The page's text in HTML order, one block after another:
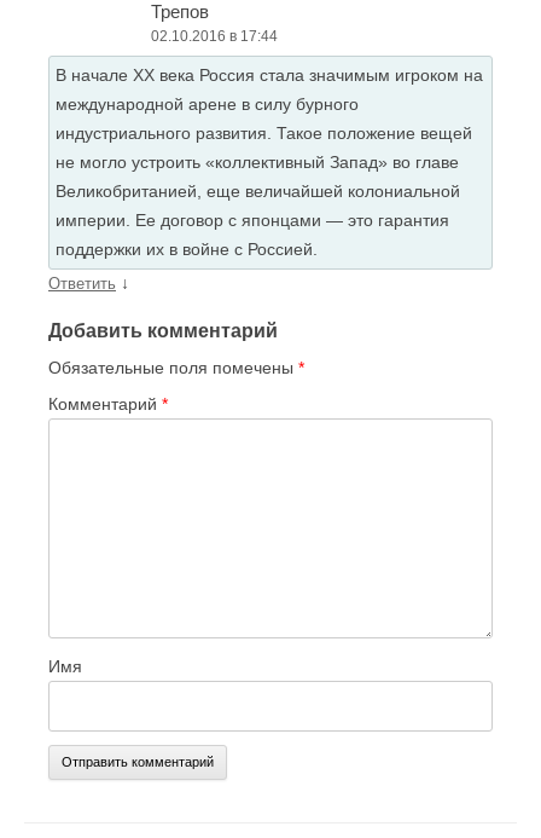
Трепов
02.10.2016 в 17:44
В начале XX века Россия стала значимым игроком на
международной арене в силу бурного
индустриального развития. Такое положение вещей
не могло устроить «коллективный Запад» во главе
Великобританией, еще величайшей колониальной
империи. Ее договор с японцами — это гарантия
поддержки их в войне с Россией.
Ответить ↓
Добавить комментарий
Обязательные поля помечены *
Комментарий *
Имя